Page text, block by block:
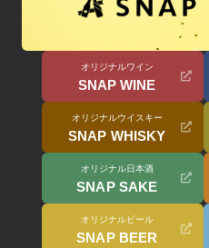
オリジナルワイン
SNAP WINE
オリジナルウイスキー
SNAP WHISKY
オリジナル日本酒
SNAP SAKE
オリジナルビール
SNAP BEER